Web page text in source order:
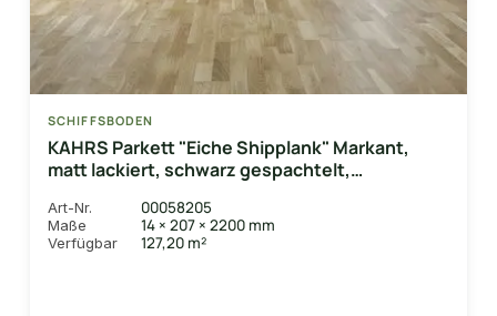
SCHIFFSBODEN
KAHRS Parkett "Eiche Shipplank" Markant,
matt lackiert, schwarz gespachtelt,
Art-Nr. 00058205
Maße 14 × 207 × 2200 mm
Verfügbar 127,20 m²